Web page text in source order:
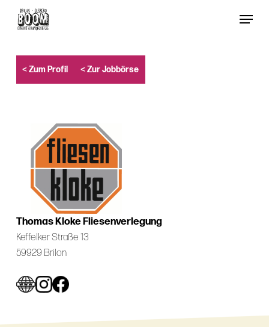
content
Menu
< Zum Profil < Zur Jobbörse
Thomas Kloke Fliesenverlegung
Keffelker Straße 13
59929 Brilon